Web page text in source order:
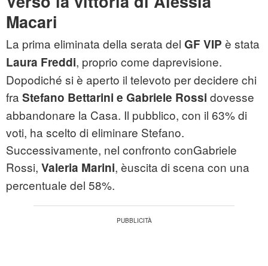
Macari
La prima eliminata della serata del GF VIP è stata
Laura Freddi, proprio come daprevisione.
Dopodiché si è aperto il televoto per decidere chi
fra Stefano Bettarini e Gabriele Rossi dovesse
abbandonare la Casa. Il pubblico, con il 63% di
voti, ha scelto di eliminare Stefano.
Successivamente, nel confronto conGabriele
Rossi, Valeria Marini, èuscita di scena con una
percentuale del 58%.